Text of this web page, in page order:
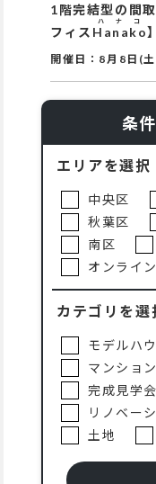
1階完結型の間
フィス Hanako
ハナコ
】
開催日： 8月8日(
条
エリアを選択
中央区
秋葉区
南区
オンライン
カテゴリを選
モデルハ
マンション
完成見学会
リノベー
土地